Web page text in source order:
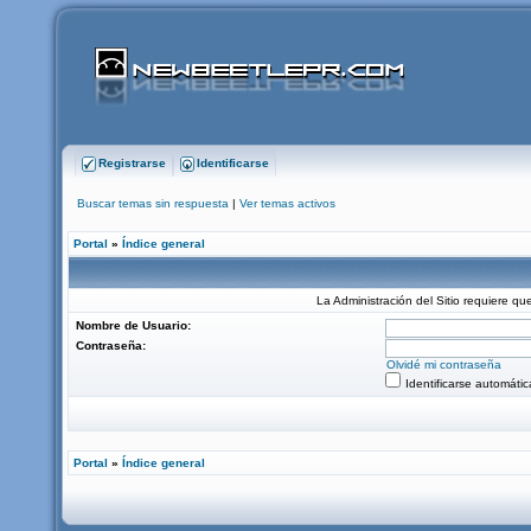
Registrarse Identificarse
Buscar temas sin respuesta | Ver temas activos
Portal » Índice general
La Administración del Sitio requiere
Nombre de Usuario:
Contraseña:
Olvidé mi contraseña
Identificarse
Portal » Índice general